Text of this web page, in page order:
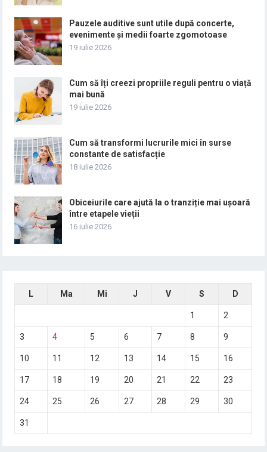
Pauzele auditive sunt utile după concerte,
evenimente și medii foarte zgomotoase
19 iulie 2026
Cum să îți creezi propriile reguli pentru o viață
mai bună
19 iulie 2026
Cum să transformi lucrurile mici în surse
constante de satisfacție
18 iulie 2026
Obiceiurile care ajută la o tranziție mai ușoară
între etapele vieții
16 iulie 2026
L Ma Mi J V S D
1 2
3 4 5 6 7 8 9
10 11 12 13 14 15 16
17 18 19 20 21 22 23
24 25 26 27 28 29 30
31